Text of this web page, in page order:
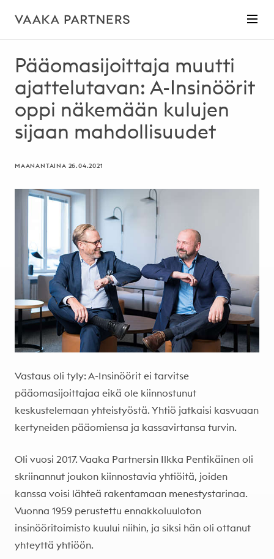
Pääomasijoittaja muutti
ajattelutavan: A-Insinöörit
oppi näkemään kulujen
sijaan mahdollisuudet
MAANANTAINA 26.04.2021
Vastaus oli tyly: A-Insinöörit ei tarvitse
pääomasijoittajaa eikä ole kiinnostunut
keskustelemaan yhteistyöstä. Yhtiö jatkaisi kasvuaan
kertyneiden pääomiensa ja kassavirtansa turvin.
Oli vuosi 2017. Vaaka Partnersin Ilkka Pentikäinen oli
skriinannut joukon kiinnostavia yhtiöitä, joiden
kanssa voisi lähteä rakentamaan menestystarinaa.
Vuonna 1959 perustettu ennakkoluuloton
insinööritoimisto kuului niihin, ja siksi hän oli ottanut
yhteyttä yhtiöön.